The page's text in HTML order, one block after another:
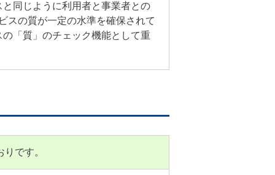
同じように利用者と事業者との
スの質が一定の水準を確保されて
「質」のチェック機能として重
です。